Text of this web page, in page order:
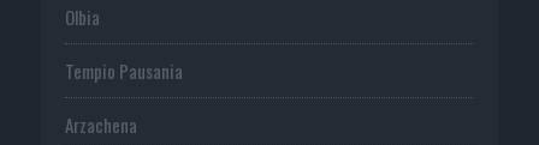
Olbia
Tempio Pausania
Arzachena